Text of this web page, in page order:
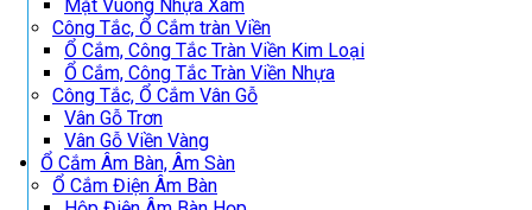
Mặt Vuông Nhựa Xám
Công Tắc, Ổ Cắm tràn Viền
Ổ Cắm, Công Tắc Tràn Viền Kim Loại
Ổ Cắm, Công Tắc Tràn Viền Nhựa
Công Tắc, Ổ Cắm Vân Gỗ
Vân Gỗ Trơn
Vân Gỗ Viền Vàng
Ổ Cắm Âm Bàn, Âm Sàn
Ổ Cắm Điện Âm Bàn